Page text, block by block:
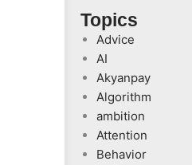
Topics
Advice
AI
Akyanpay
Algorithm
ambition
Attention
Behavior